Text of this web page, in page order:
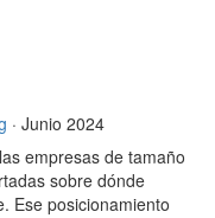
· Junio 2024
empresas de tamaño
sobre dónde
Ese posicionamiento